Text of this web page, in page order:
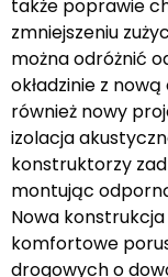
także poprawie
zmniejszeniu
można odróżnić
okładzinie z
również nowy
izolacja
konstruktorzy
montując
Nowa konstrukcja
komfortowe
drogowych o